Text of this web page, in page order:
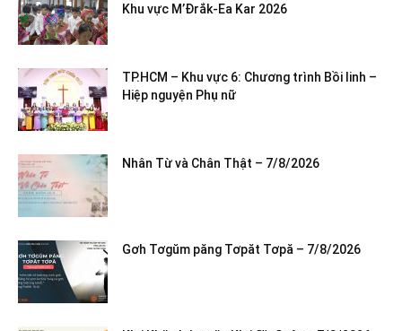
Khu vực M’Đrắk-Ea Kar 2026
TP.HCM – Khu vực 6: Chương trình Bồi linh –
Hiệp nguyện Phụ nữ
Nhân Từ và Chân Thật – 7/8/2026
Gơh Tơgŭm păng Tơpăt Tơpă – 7/8/2026